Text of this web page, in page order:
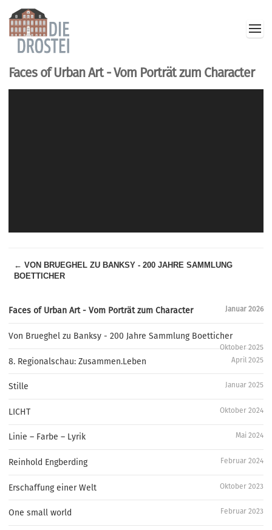
Faces of Urban Art - Vom Porträt zum Character
← VON BRUEGHEL ZU BANKSY - 200 JAHRE SAMMLUNG
BOETTICHER
Faces of Urban Art - Vom Porträt zum Character Januar 2026
Von Brueghel zu Banksy - 200 Jahre Sammlung Boetticher
Oktober 2025
8. Regionalschau: Zusammen.Leben April 2025
Stille Januar 2025
LICHT Oktober 2024
Linie – Farbe – Lyrik Mai 2024
Reinhold Engberding Februar 2024
Erschaffung einer Welt Oktober 2023
One small world Februar 2023